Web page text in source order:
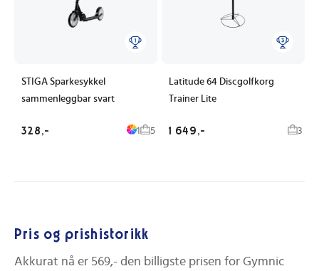
STIGA Sparkesykkel
sammenleggbar svart
328,- 1 5
Latitude 64 Discgolfkorg
Trainer Lite
1 649,- 3
Pris og prishistorikk
Akkurat nå er 569,- den billigste prisen for Gymnic